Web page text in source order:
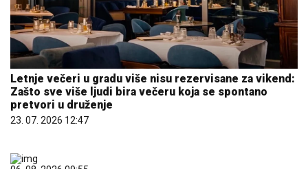
Letnje večeri u gradu više nisu rezervisane za vikend:
Zašto sve više ljudi bira večeru koja se spontano
pretvori u druženje
23. 07. 2026 12:47
06. 08. 2026 09:55